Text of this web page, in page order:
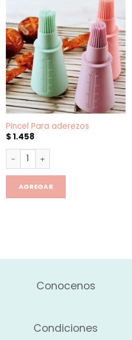
Pincel Para aderezos
$1.458
Pincel Para aderezos cantidad
AGREGAR
Conocenos
Condiciones